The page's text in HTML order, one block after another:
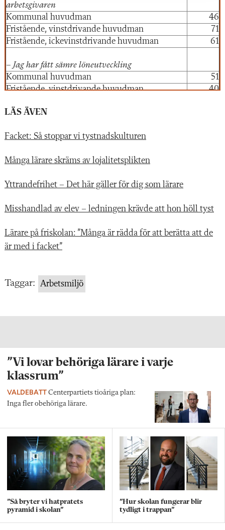
arbetsgivaren
Kommunal huvudman
46
Fristående, vinstdrivande huvudman
71
Fristående, ickevinstdrivande huvudman
61
– Jag har fått sämre löneutveckling
Kommunal huvudman
51
Fristående, vinstdrivande huvudman
40
Kommunal huvudman
Fristående, ickevinstdrivande huvudman
Jag vågar engagera mig fackligt men är lite
konsekvenser
Kommunal huvudman
Fristående, vinstdrivande huvudman
Jag vågar inte engagera mig fackligt
Kommunal huvudman
Fristående, ickevinstdrivande huvudman
2
LÄS ÄVEN
Facket: Så stoppar vi tystnadskulturen
Många lärare skräms av lojalitetsplikten
Yttrandefrihet – Det här gäller för dig som lärare
Misshandlad av elev – ledningen krävde att hon höll tyst
Lärare på friskolan: ”Många är rädda för att berätta att de
är med i facket”
Taggar: Arbetsmiljö
”Vi lovar behöriga lärare i varje
klassrum”
VALDEBATT Centerpartiets tioåriga plan:
Inga fler obehöriga lärare.
”Så bryter vi hatpratets
pyramid i skolan”
”Hur skolan fungerar blir
tydligt i trappan”